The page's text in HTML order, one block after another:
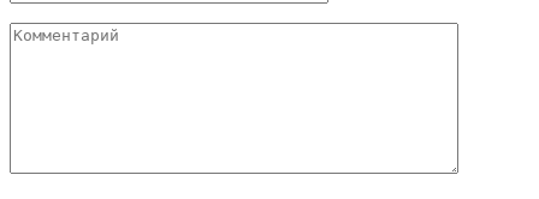
Комментарий